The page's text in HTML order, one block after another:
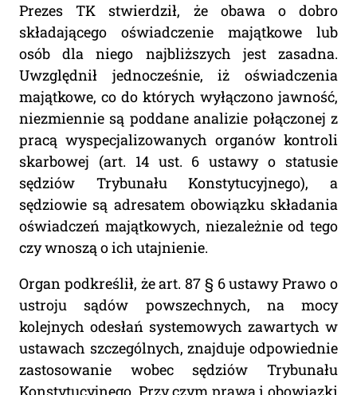
Prezes TK stwierdził, że obawa o dobro
składającego oświadczenie majątkowe lub
osób dla niego najbliższych jest zasadna.
Uwzględnił jednocześnie, iż oświadczenia
majątkowe, co do których wyłączono jawność,
niezmiennie są poddane analizie połączonej z
pracą wyspecjalizowanych organów kontroli
skarbowej (art. 14 ust. 6 ustawy o statusie
sędziów Trybunału Konstytucyjnego), a
sędziowie są adresatem obowiązku składania
oświadczeń majątkowych, niezależnie od tego
czy wnoszą o ich utajnienie.
Organ podkreślił, że art. 87 § 6 ustawy Prawo o
ustroju sądów powszechnych, na mocy
kolejnych odesłań systemowych zawartych w
ustawach szczególnych, znajduje odpowiednie
zastosowanie wobec sędziów Trybunału
Konstytucyjnego. Przy czym prawa i obowiązki